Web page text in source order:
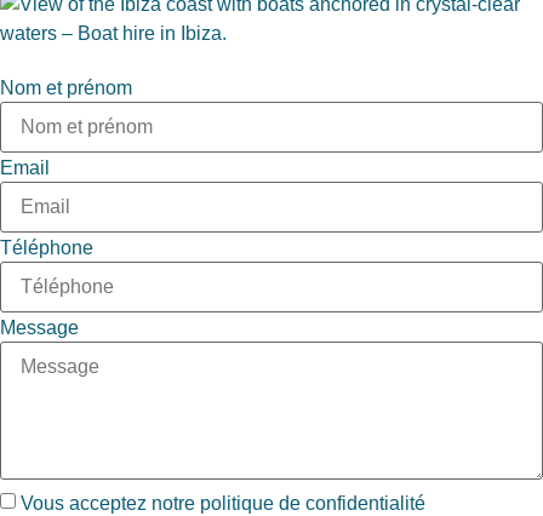
Nom et prénom
Email
Téléphone
Message
Vous acceptez notre politique de confidentialité